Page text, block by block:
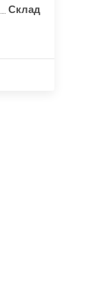
Склад